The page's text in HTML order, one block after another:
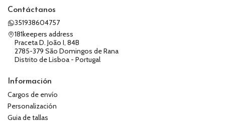
Contáctanos
351938604757
181keepers address
Praceta D. João I, 84B
2785-379 São Domingos de Rana
Distrito de Lisboa - Portugal
Información
Cargos de envío
Personalización
Guia de tallas